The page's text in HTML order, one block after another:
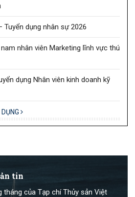
Tuyển dụng nhân sự 2026
nhân viên Marketing lĩnh vực thú
dụng Nhân viên kinh doanh kỹ
tin
tháng của Tạp chí Thủy sản Việt